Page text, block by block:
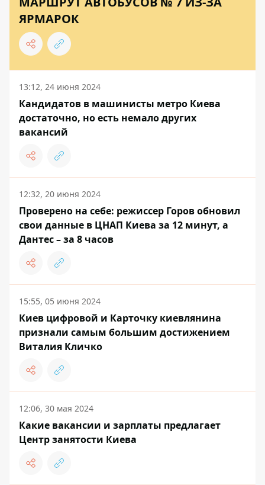
ЯРМАРОК
13:12, 24 июня 2024
Кандидатов в машинисты метро Киева
достаточно, но есть немало других
вакансий
12:32, 20 июня 2024
Проверено на себе: режиссер Горов обновил
свои данные в ЦНАП Киева за 12 минут, а
Дантес – за 8 часов
15:55, 05 июня 2024
Киев цифровой и Карточку киевлянина
признали самым большим достижением
Виталия Кличко
12:06, 30 мая 2024
Какие вакансии и зарплаты предлагает
Центр занятости Киева